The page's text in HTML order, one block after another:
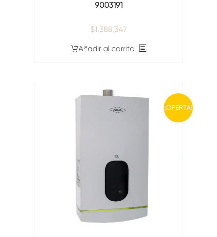
9003191
$1,388,347
Añadir al carrito
¡OFERTA!